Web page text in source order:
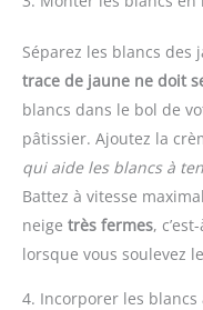
Séparez les blancs des
trace de jaune ne doit
blancs dans le bol de
pâtissier. Ajoutez la
qui aide les blancs à
Battez à vitesse
neige très fermes,
lorsque vous soulevez
4. Incorporer les blancs